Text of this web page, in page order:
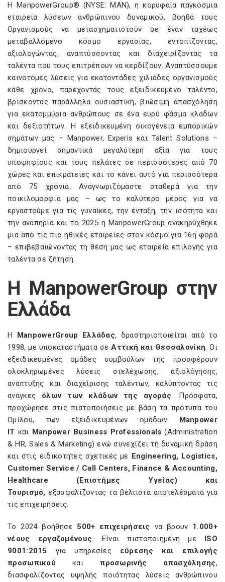
Η ManpowerGroup® (NYSE: MAN), η κορυφαία παγκόσμια
εταιρεία λύσεων ανθρώπινου δυναμικού, βοηθά τους
Οργανισμούς να μετασχηματιστούν σε έναν ταχέως
μεταβαλλόμενο κόσμο εργασίας, εντοπίζοντας,
αξιολογώντας, αναπτύσσοντας και διαχειρίζοντας τα
ταλέντα που τους επιτρέπουν να κερδίζουν. Αναπτύσσουμε
καινοτόμες λύσεις για εκατοντάδες χιλιάδες οργανισμούς
κάθε χρόνο, παρέχοντάς τους εξειδικευμένο ταλέντο,
βρίσκοντας παράλληλα ουσιαστική, βιώσιμη απασχόληση
για εκατομμύρια ανθρώπους σε ένα ευρύ φάσμα κλάδων
και δεξιοτήτων. Η εξειδικευμένη οικογένεια εμπορικών
σημάτων μας – Manpower, Experis και Talent Solutions –
δημιουργεί σημαντικά μεγαλύτερη αξία για τους
υποψηφίους και τους πελάτες σε περισσότερες από 70
χώρες και επικράτειες και το κάνει αυτό για περισσότερα
από 75 χρόνια. Αναγνωριζόμαστε σταθερά για την
ποικιλομορφία μας – ως το καλύτερο μέρος για να
εργαστούμε για τις γυναίκες, την ένταξη, την ισότητα και
την αναπηρία και το 2025 η ManpowerGroup ανακηρύχθηκε
μια από τις πιο ηθικές εταιρείες στον κόσμο για 16η φορά
– επιβεβαιώνοντας τη θέση μας ως εταιρεία επιλογής για
ταλέντα σε ζήτηση.
Η ManpowerGroup στην
Ελλάδα
Η ManpowerGroup Ελλάδας, δραστηριοποιείται από το
1998, με υποκαταστήματα σεΑττική και Θεσσαλονίκη. Οι
εξειδικευμένες ομάδες συμβούλων της προσφέρουν
ολοκληρωμένες λύσεις στελέχωσης, αξιολόγησης,
ανάπτυξης και διαχείρισης ταλέντων, καλύπτοντας τις
ανάγκες όλων των κλάδων της αγοράς. Πρόσφατα,
προχώρησε στις πιστοποιήσεις με βάση τα πρότυπα του
Ομίλου, των εξειδικευμένων ομάδων Manpower
IT και Manpower Business Professionals (Administration
& HR, Sales & Marketing) ενώ συνεχίζει τη δυναμική δράση
και στις ειδικότητες σχετικές με Engineering, Logistics,
Customer Service / Call Centers, Finance & Accounting,
Healthcare (Επιστήμες Υγείας) και
Τουρισμό, εξασφαλίζοντας τα βέλτιστα αποτελέσματα για
τις επιχειρήσεις.
Το 2024 βοήθησε 500+ επιχειρήσεις να βρουν 1.000+
νέους εργαζομένους. Είναι πιστοποιημένη με ISO
9001:2015 για υπηρεσίες εύρεσης και επιλογής
προσωπικού καιπροσωρινής απασχόλησης,
διασφαλίζοντας υψηλής ποιότητας λύσεις ανθρώπινου